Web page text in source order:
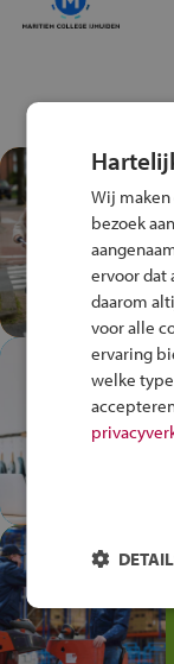
Wij
bezoek
ervoor dat
daarom
voor alle
ervaring
welke